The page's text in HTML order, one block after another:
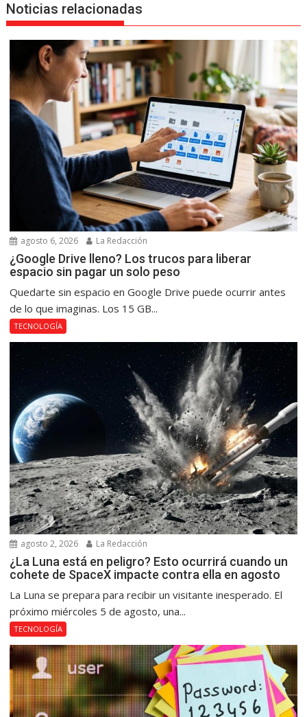
Noticias relacionadas
agosto 6, 2026 La Redacción
¿Google Drive lleno? Los trucos para liberar
espacio sin pagar un solo peso
Quedarte sin espacio en Google Drive puede ocurrir antes
de lo que imaginas. Los 15 GB...
TECNOLOGÍA
agosto 2, 2026 La Redacción
¿La Luna está en peligro? Esto ocurrirá cuando un
cohete de SpaceX impacte contra ella en agosto
La Luna se prepara para recibir un visitante inesperado. El
próximo miércoles 5 de agosto, una...
TECNOLOGÍA